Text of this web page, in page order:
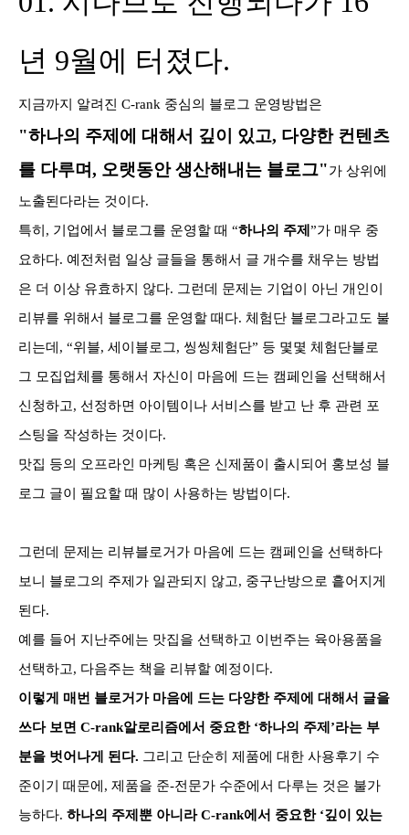
년 9월에 터졌다.
지금까지 알려진 C-rank 중심의 블로그 운영방법은
"하나의 주제에 대해서 깊이 있고, 다양한 컨텐츠
를 다루며, 오랫동안 생산해내는 블로그"가 상위에
노출된다라는 것이다.
특히, 기업에서 블로그를 운영할 때 “하나의 주제”가 매우 중
요하다. 예전처럼 일상 글들을 통해서 글 개수를 채우는 방법
은 더 이상 유효하지 않다. 그런데 문제는 기업이 아닌 개인이
리뷰를 위해서 블로그를 운영할 때다. 체험단 블로그라고도 불
리는데, “위블, 세이블로그, 씽씽체험단” 등 몇몇 체험단블로
그 모집업체를 통해서 자신이 마음에 드는 캠페인을 선택해서
신청하고, 선정하면 아이템이나 서비스를 받고 난 후 관련 포
스팅을 작성하는 것이다.
맛집 등의 오프라인 마케팅 혹은 신제품이 출시되어 홍보성 블
로그 글이 필요할 때 많이 사용하는 방법이다.
그런데 문제는 리뷰블로거가 마음에 드는 캠페인을 선택하다
보니 블로그의 주제가 일관되지 않고, 중구난방으로 흩어지게
된다.
예를 들어 지난주에는 맛집을 선택하고 이번주는 육아용품을
선택하고, 다음주는 책을 리뷰할 예정이다.
이렇게 매번 블로거가 마음에 드는 다양한 주제에 대해서 글을
쓰다 보면 C-rank알로리즘에서 중요한 ‘하나의 주제’라는 부
분을 벗어나게 된다. 그리고 단순히 제품에 대한 사용후기 수
준이기 때문에, 제품을 준-전문가 수준에서 다루는 것은 불가
능하다. 하나의 주제뿐 아니라 C-rank에서 중요한 ‘깊이 있는